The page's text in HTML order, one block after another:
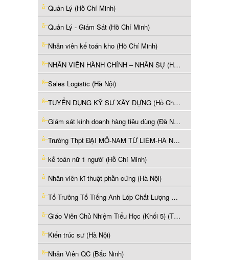
Quản Lý (Hồ Chí Minh)
Quản Lý - Giám Sát (Hồ Chí Minh)
Nhân viên kế toán kho (Hồ Chí Minh)
NHÂN VIÊN HÀNH CHÍNH – NHÂN SỰ (Hà Nội)
Sales Logistic (Hà Nội)
TUYỂN DỤNG KỸ SƯ XÂY DỰNG (Hồ Chí Minh)
Giám sát kinh doanh hàng tiêu dùng (Đà Nẵng)
Trường Thpt ĐẠI MỖ-NAM TỪ LIÊM-HÀ NỘI có nhu cầu tuyển dụng các vị trí Giáo viên VĂN, LÝ, SINH, SỬ, ĐỊA - Mỗi vị trí 2 giáo viên. (Hà Nội)
kế toán nữ 1 người (Hồ Chí Minh)
Nhân viên kĩ thuật phần cứng (Hà Nội)
Tổ Trưởng Tổ Tiếng Anh Lớp Chất Lượng Cao (Thái Nguyên)
Giáo Viên Chủ Nhiệm Tiểu Học (Khối 5) (Thái Nguyên)
Kiến trúc sư (Hà Nội)
Nhân Viên QC (Bắc Ninh)